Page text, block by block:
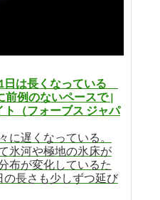
日は長くなっている
前例のないペースで |
ト（フォーブス ジャパ
に遅くなっている。
氷河や極地の氷床が
布が変化しているた
長さも少しずつ延び